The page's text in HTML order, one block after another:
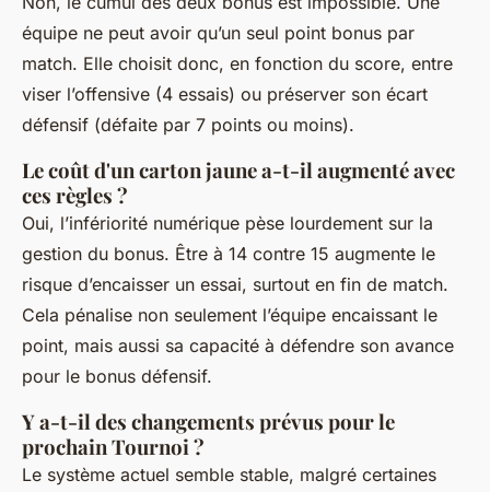
équipe ne peut avoir qu’un seul point bonus par
match. Elle choisit donc, en fonction du score, entre
viser l’offensive (4 essais) ou préserver son écart
défensif (défaite par 7 points ou moins).
Le coût d'un carton jaune a-t-il augmenté avec
ces règles ?
Oui, l’infériorité numérique pèse lourdement sur la
gestion du bonus. Être à 14 contre 15 augmente le
risque d’encaisser un essai, surtout en fin de match.
Cela pénalise non seulement l’équipe encaissant le
point, mais aussi sa capacité à défendre son avance
pour le bonus défensif.
Y a-t-il des changements prévus pour le
prochain Tournoi ?
Le système actuel semble stable, malgré certaines